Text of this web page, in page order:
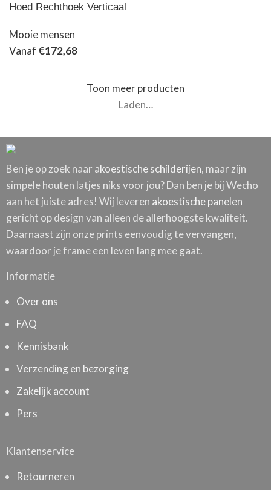
Hoed Rechthoek Verticaal
Mooie mensen
Vanaf €172,68
Toon meer producten
Laden…
Ben je op zoek naar akoestische schilderijen, maar zijn
simpele houten latjes niks voor jou? Dan ben je bij Wecho
aan het juiste adres! Wij leveren akoestische panelen
gericht op design van alleen de allerhoogste kwaliteit.
Daarnaast zijn onze prints eenvoudig te vervangen,
waardoor je frame een leven lang mee gaat.
Informatie
Over ons
FAQ
Kennisbank
Verzending en bezorging
Zakelijk account
Pers
Klantenservice
Retourneren